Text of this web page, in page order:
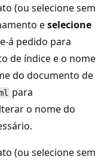
(ou selecione sem
eselecione
á pedido para
de índice e o nome
do documento de
para
o nome do
(ou selecione sem